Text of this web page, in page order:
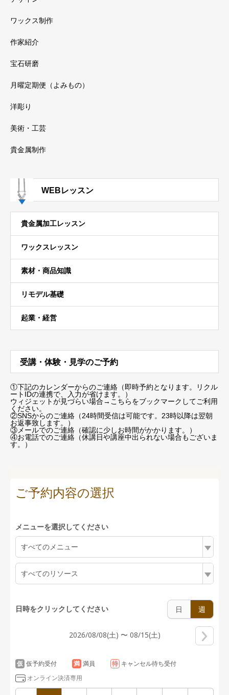
ワックス制作
作家紹介
宝石研磨
月曜定期便（よみもの）
洋彫り
美術・工芸
貴金属制作
WEBレッスン
貴金属加工レッスン
ワックスレッスン
素材・商品知識
リモデル基礎
起業・経営
受講・体験・見学のご予約
①下記のカレンダーからのご連絡（即時予約となります。リクル
ートIDの連携で、入力が省けます。）
ウィジェットが見づらい場合→こちらをブックマーク してご利用
ください。
②SNSからのご連絡（24時間受信は可能です。23時以降は翌朝
お返事致します。）
③メールでのご連絡（確認に少しお時間がかかります。）
④お電話でのご連絡（休講日や講座中出られない場合もございま
す。）